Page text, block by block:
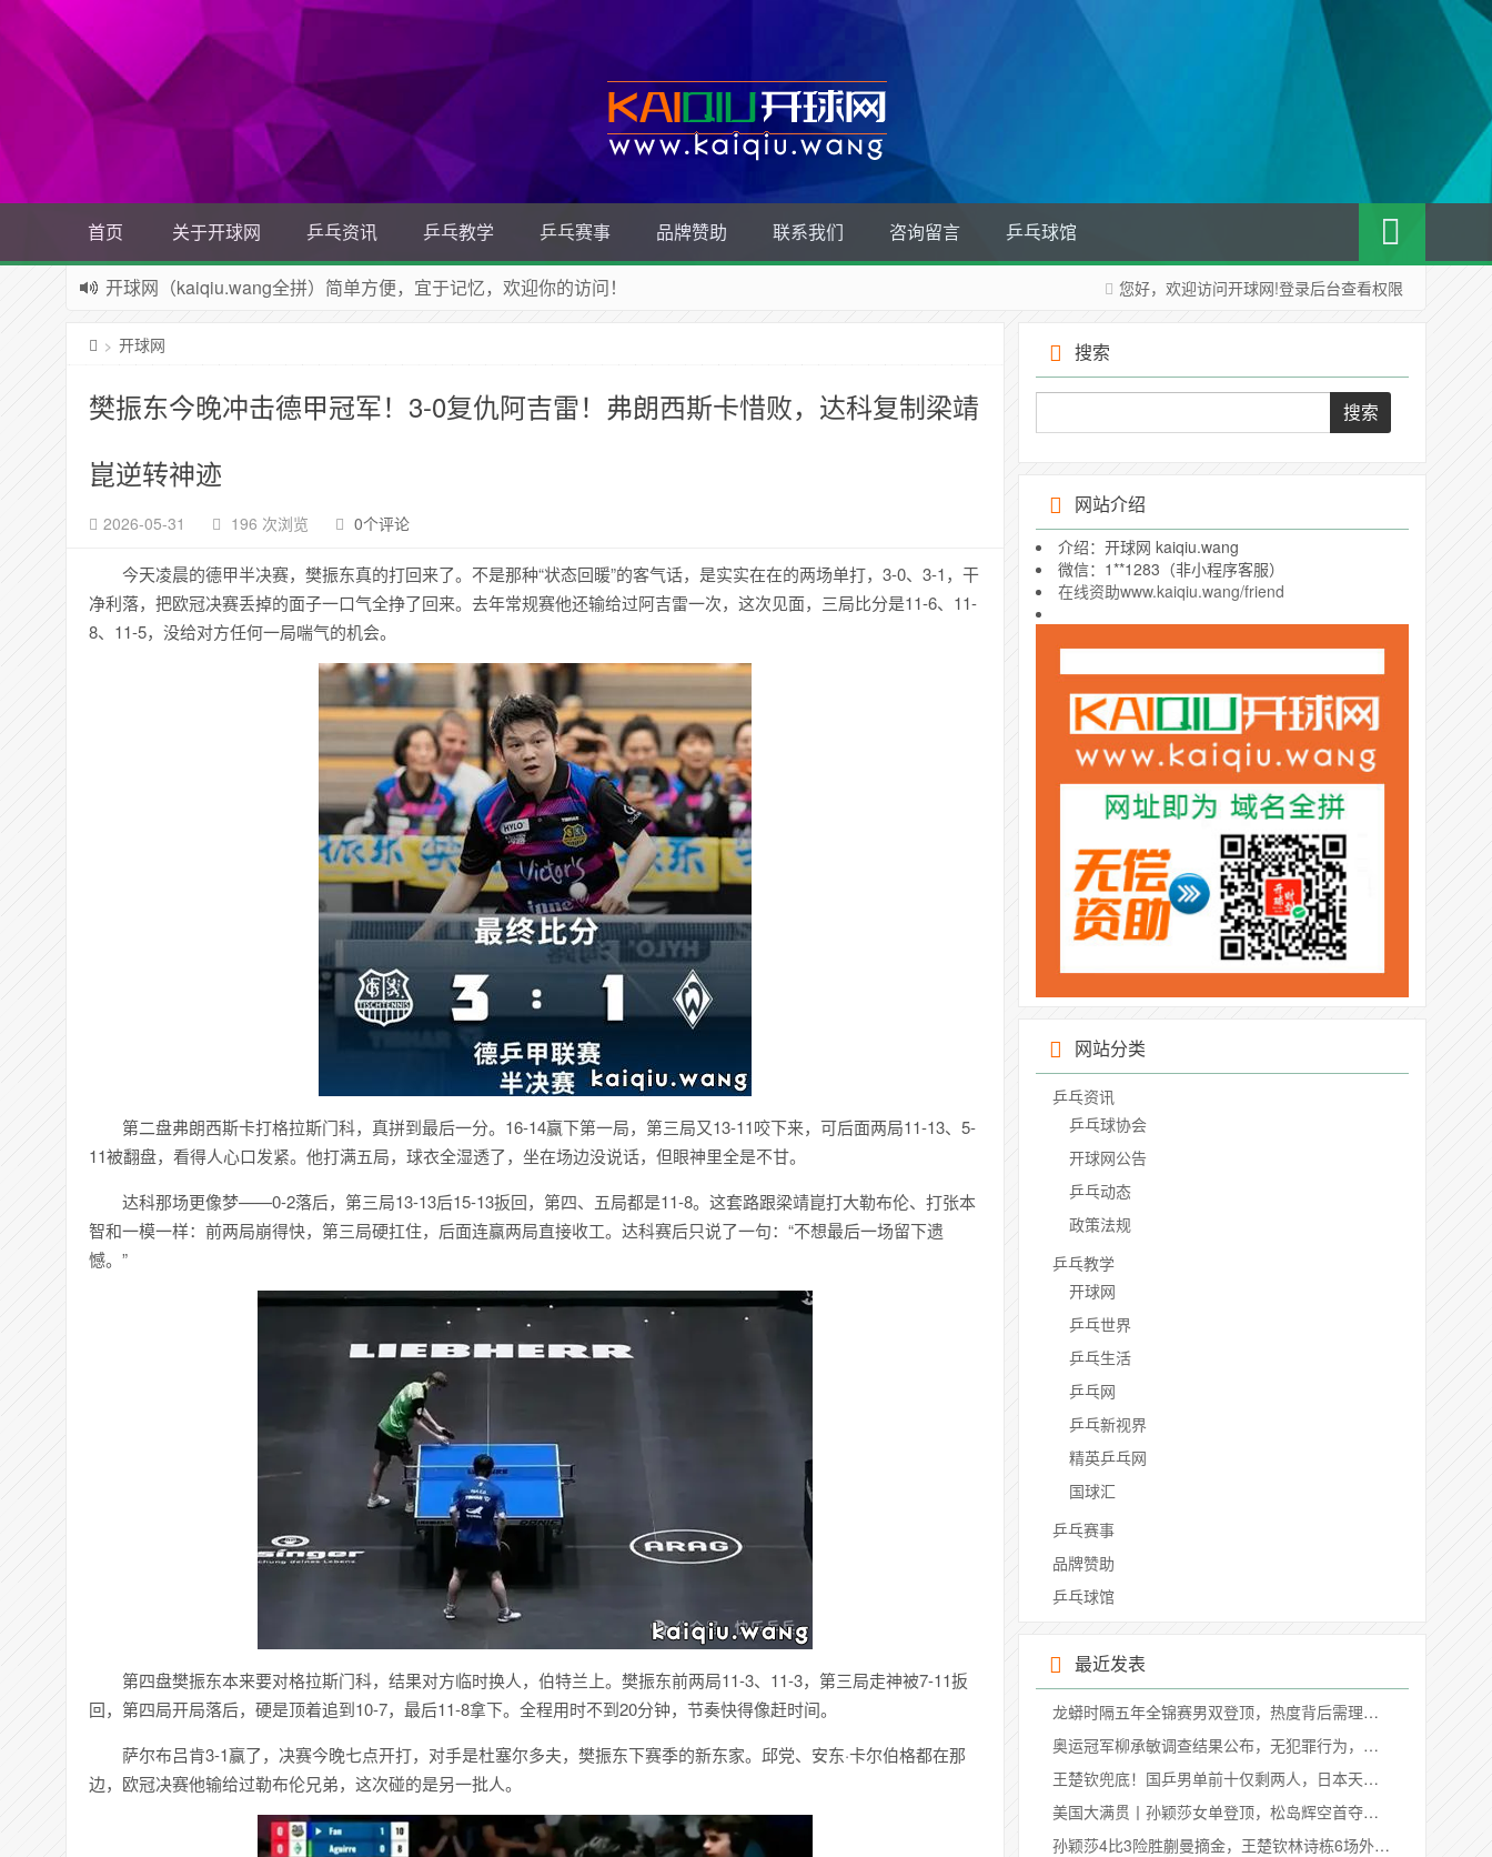
首页 关于开球网 乒乓资讯 乒乓教学 乒乓赛事 品牌赞助 联系我们 咨询留言 乒乓球馆
您好，欢迎访问开球网!登录后台查看权限
开球网（kaiqiu.wang全拼）简单方便，宜于记忆，欢迎你的访问！
乒乓交流平台公益网站（非开球网小程序官网）！
> 开球网
樊振东今晚冲击德甲冠军！3-0复仇阿吉雷！弗朗西斯卡惜败，达科复制梁靖
崑逆转神迹
2026-05-31 196 次浏览 0个评论
今天凌晨的德甲半决赛，樊振东真的打回来了。不是那种“状态回暖”的客气话，是实实在在的两场单打，3-0、3-1，干
净利落，把欧冠决赛丢掉的面子一口气全挣了回来。去年常规赛他还输给过阿吉雷一次，这次见面，三局比分是11-6、11-
8、11-5，没给对方任何一局喘气的机会。
第二盘弗朗西斯卡打格拉斯门科，真拼到最后一分。16-14赢下第一局，第三局又13-11咬下来，可后面两局11-13、5-
11被翻盘，看得人心口发紧。他打满五局，球衣全湿透了，坐在场边没说话，但眼神里全是不甘。
达科那场更像梦——0-2落后，第三局13-13后15-13扳回，第四、五局都是11-8。这套路跟梁靖崑打大勒布伦、打张本
智和一模一样：前两局崩得快，第三局硬扛住，后面连赢两局直接收工。达科赛后只说了一句：“不想最后一场留下遗
憾。”
第四盘樊振东本来要对格拉斯门科，结果对方临时换人，伯特兰上。樊振东前两局11-3、11-3，第三局走神被7-11扳
回，第四局开局落后，硬是顶着追到10-7，最后11-8拿下。全程用时不到20分钟，节奏快得像赶时间。
萨尔布吕肯3-1赢了，决赛今晚七点开打，对手是杜塞尔多夫，樊振东下赛季的新东家。邱党、安东·卡尔伯格都在那
边，欧冠决赛他输给过勒布伦兄弟，这次碰的是另一批人。
搜索
网站介绍
介绍：开球网 kaiqiu.wang
微信：1**1283（非小程序客服）
在线资助www.kaiqiu.wang/friend
网站分类
乒乓资讯
乒乓球协会
开球网公告
乒乓动态
政策法规
乒乓教学
开球网
乒乓世界
乒乓生活
乒乓网
乒乓新视界
精英乒乓网
国球汇
乒乓赛事
品牌赞助
乒乓球馆
最近发表
龙蟒时隔五年全锦赛男双登顶，热度背后需理性看待三大争议观点
奥运冠军柳承敏调查结果公布，无犯罪行为，推动体育事业有新动向
王楚钦兜底！国乒男单前十仅剩两人，日本天才飙升至第四
美国大满贯丨孙颖莎女单登顶，松岛辉空首夺男单冠军
孙颖莎4比3险胜蒯曼摘金，王楚钦林诗栋6场外战全败创队史最差，国乒3冠背后藏致命隐患